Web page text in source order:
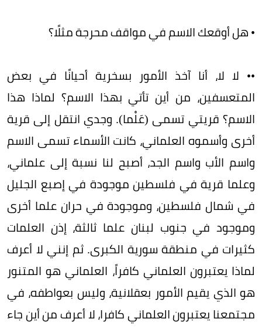
• هل أوقعك الاسم في مواقف محرجة مثلًا؟
•• لا لا، أنا آخذ الأمور بسخرية أحيانًا في بعض
المتعسفين، من أين تأتي بهذا الاسم؟ لماذا هذا
الاسم؟ قريتي تسمى (عَلْما). وجدي انتقل إلى قرية
أخرى وأسموه العلماني، كانت الأسماء تسمى الاسم
واسم الأب واسم الجد، أصبح لنا نسبة إلى علماني،
وعلما قرية في فلسطين موجودة في إصبع الجليل
في شمال فلسطين، وموجودة في حران علما أخرى
وموجود في جنوب لبنان علما ثالثة، إذن العلمات
كثيرات في منطقة سورية الكبرى. ثم إنني لا أعرف
لماذا يعتبرون العلماني كافراً، العلماني هو المتنور
هو الذي يقيم الأمور بعقلانية، وليس بعواطفه، في
مجتمعنا يعتبرون العلماني كافرا، لا أعرف من أين جاء